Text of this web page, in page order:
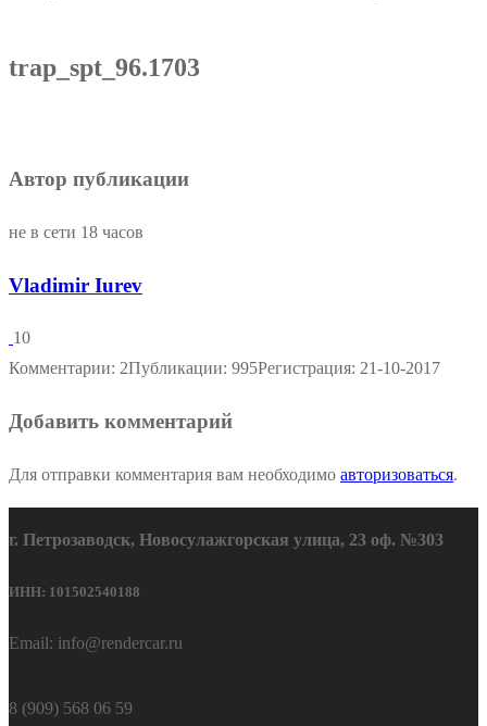
trap_spt_96.1703
Автор публикации
не в сети 18 часов
Vladimir Iurev
10
Комментарии: 2Публикации: 995Регистрация: 21-10-2017
Добавить комментарий
Для отправки комментария вам необходимо авторизоваться.
г. Петрозаводск, Новосулажгорская улица, 23 оф. №303
ИНН: 101502540188
Email: info@rendercar.ru
8 (909) 568 06 59